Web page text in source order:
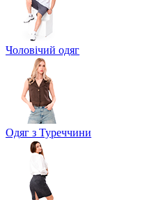
Чоловічий одяг
Одяг з Туреччини